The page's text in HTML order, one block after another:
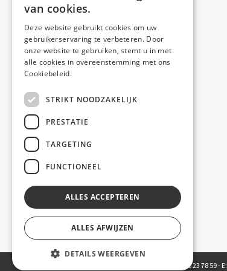
Persijzerstraat 21 - 9080 Lochristi - T: +32 495 23 78 59 - E:
van cookies.
Deze website gebruikt cookies om uw
gebruikerservaring te verbeteren. Door
onze website te gebruiken, stemt u in met
alle cookies in overeenstemming met ons
Cookiebeleid.
STRIKT NOODZAKELIJK
PRESTATIE
TARGETING
FUNCTIONEEL
ALLES ACCEPTEREN
ALLES AFWIJZEN
DETAILS WEERGEVEN